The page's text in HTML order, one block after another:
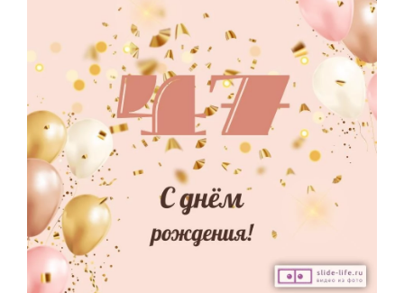
С Днем рождения
Юбилей
Свадьба
Годовщина свадьбы
Календарь праздников
КОМУ
Женщине
Мужчине
Маме